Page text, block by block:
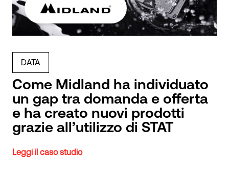
DATA
Come Midland ha individuato
un gap tra domanda e offerta
e ha creato nuovi prodotti
grazie all’utilizzo di STAT
Leggi il caso studio